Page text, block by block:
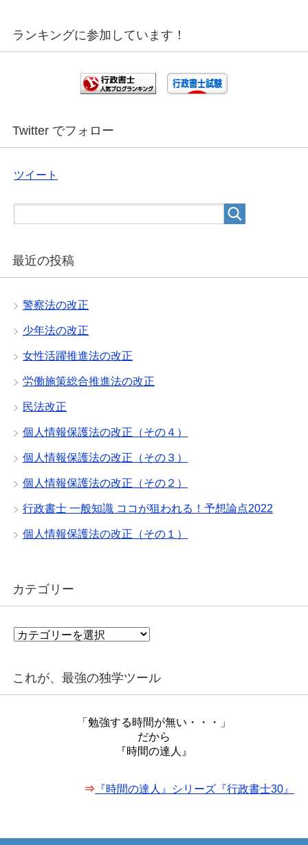
ランキングに参加しています！
Twitter でフォロー
ツイート
最近の投稿
警察法の改正
少年法の改正
女性活躍推進法の改正
労働施策総合推進法の改正
民法改正
個人情報保護法の改正（その４）
個人情報保護法の改正（その３）
個人情報保護法の改正（その２）
行政書士 一般知識 ココが狙われる！予想論点2022
個人情報保護法の改正（その１）
カテゴリー
カ
リ
これが、最強の独学ツール
「勉強する時間が無い・・・」
だから
『時間の達人』
⇒ 『時間の達人』シリーズ『行政書士30』